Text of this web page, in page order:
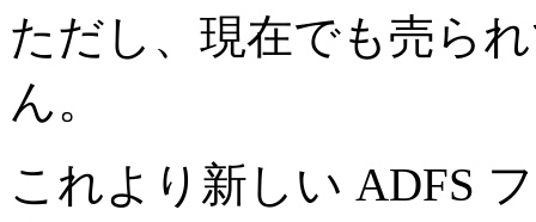
ただし、現在でも売ら
ん。
これより新しい ADFS